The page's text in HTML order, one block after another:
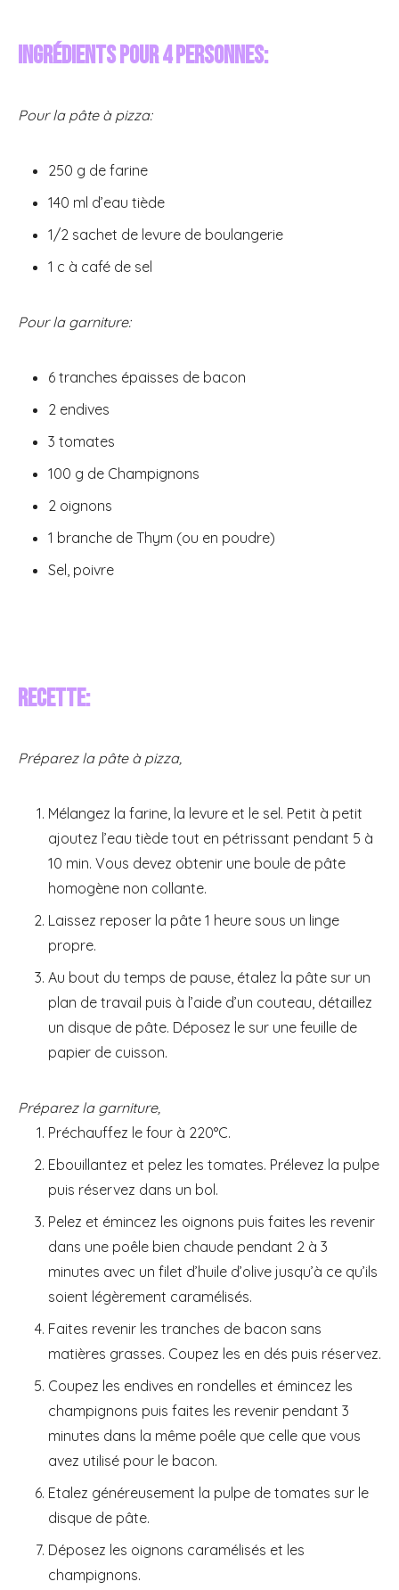
Ingrédients pour 4 personnes:
Pour la pâte à pizza:
250 g de farine
140 ml d’eau tiède
1/2 sachet de levure de boulangerie
1 c à café de sel
Pour la garniture:
6 tranches épaisses de bacon
2 endives
3 tomates
100 g de Champignons
2 oignons
1 branche de Thym (ou en poudre)
Sel, poivre
Recette:
Préparez la pâte à pizza,
Mélangez la farine, la levure et le sel. Petit à petit
ajoutez l’eau tiède tout en pétrissant pendant 5 à
10 min. Vous devez obtenir une boule de pâte
homogène non collante.
Laissez reposer la pâte 1 heure sous un linge
propre.
Au bout du temps de pause, étalez la pâte sur un
plan de travail puis à l’aide d’un couteau, détaillez
un disque de pâte. Déposez le sur une feuille de
papier de cuisson.
Préparez la garniture,
Préchauffez le four à 220°C.
Ebouillantez et pelez les tomates. Prélevez la pulpe
puis réservez dans un bol.
Pelez et émincez les oignons puis faites les revenir
dans une poêle bien chaude pendant 2 à 3
minutes avec un filet d’huile d’olive jusqu’à ce qu’ils
soient légèrement caramélisés.
Faites revenir les tranches de bacon sans
matières grasses. Coupez les en dés puis réservez.
Coupez les endives en rondelles et émincez les
champignons puis faites les revenir pendant 3
minutes dans la même poêle que celle que vous
avez utilisé pour le bacon.
Etalez généreusement la pulpe de tomates sur le
disque de pâte.
Déposez les oignons caramélisés et les
champignons.